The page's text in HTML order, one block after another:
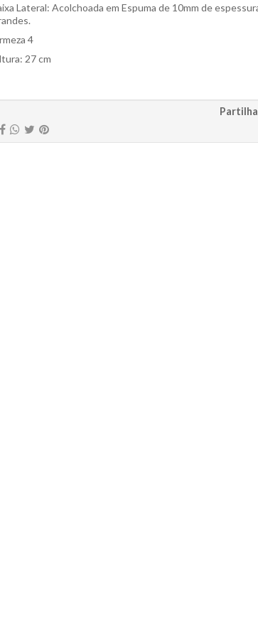
Lateral: Acolchoada em Espuma de 10mm de
4
27 cm